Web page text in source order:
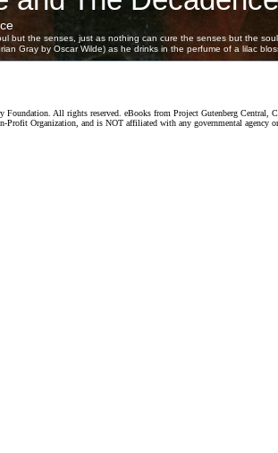
Foundation. All rights reserved. eBooks from Project Gutenberg Central,
Profit Organization, and is NOT affiliated with any governmental agency